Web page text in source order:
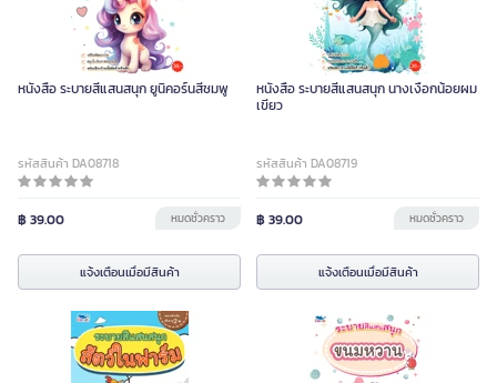
หนังสือ ระบายสีแสนสนุก ยูนิคอร์นสีชมพู
รหัสสินค้า DA08718
฿ 39.00 หมดชั่วคราว
แจ้งเตือนเมื่อมีสินค้า
หนังสือ ระบายสีแสนสนุก นางเงือกน้อยผม
เขียว
รหัสสินค้า DA08719
฿ 39.00 หมดชั่วคราว
แจ้งเตือนเมื่อมีสินค้า